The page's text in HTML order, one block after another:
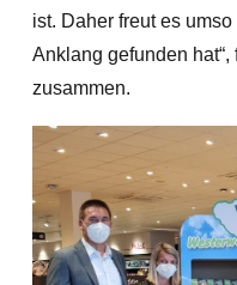
ist. Daher freut es
Anklang gefunden
zusammen.